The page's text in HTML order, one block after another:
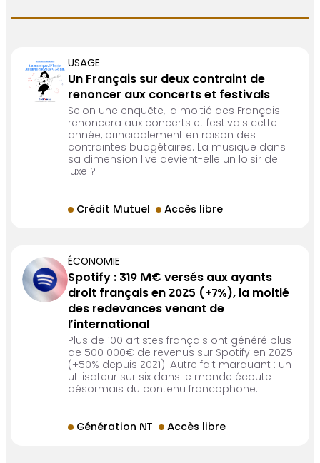
USAGE
Un Français sur deux contraint de
renoncer aux concerts et festivals
Selon une enquête, la moitié des Français
renoncera aux concerts et festivals cette
année, principalement en raison des
contraintes budgétaires. La musique dans
sa dimension live devient-elle un loisir de
luxe ?
Crédit Mutuel Accès libre
ÉCONOMIE
Spotify : 319 M€ versés aux ayants
droit français en 2025 (+7%), la moitié
des redevances venant de
l’international
Plus de 100 artistes français ont généré plus
de 500 000€ de revenus sur Spotify en 2025
(+50% depuis 2021). Autre fait marquant : un
utilisateur sur six dans le monde écoute
désormais du contenu francophone.
Génération NT Accès libre